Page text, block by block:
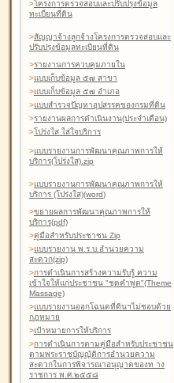
>โครงการตรวจสอบและปรับปรุงข้อมูล
ทะเบียนที่ดิน
>สัญญาจ้างลูกจ้างโครงการตรวจสอบและ
ปรับปรุงข้อมูลทะเบียนที่ดิน
>รายงานการควบคุมภายใน
>แบบเก็บข้อมูล ๕๗ สาขา
>แบบเก็บข้อมูล ๕๗ อำเภอ
>แบบสำรวจปัญหาอุปสรรคของกรมที่ดิน
>รายงานผลการดำเนินงาน(ประจำเดือน)
>โปร่งใส ใส่ใจบริการ
>แบบรายงานการพัฒนาคุณภาพการให้
บริการ(โปร่งใส).zip
>แบบรายงานการพัฒนาคุณภาพการให้
บริการ (โปร่งใส)(word)
>ขยายผลการพัฒนาคุณภาพการให้
บริการ(pdf)
>คู่มือสำหรับประชาชน Zip
>แบบรายงาน พ.ร.บ.อำนวยความ
สะดวก(zip)
>การดำเนินการสร้างความรับรู้ ความ
เข้าใจให้แก่ประชาชน "ชุดคำพูด"(Theme
Massage)
>แบบรายงานออกโฉนดที่ดินฯไม่ชอบด้วย
กฎหมาย
>เป้าหมายการให้บริการ
>การดำเนินการตามคู่มือสำหรับประชาชน
ตามพระราชบัญญัติการอำนวยความ
สะดวกในการพิจารณาอนุญาตของท าง
ราชการ พ.ศ.๒๕๕๘